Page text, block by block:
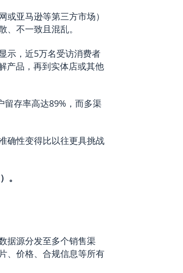
亚马逊等第三方市场）
不一致且混乱。
示，近5万名受访消费者
产品，再到实体店或其他
留存率高达89%，而多渠
确性变得比以往更具挑战
）。
据源分发至多个销售渠
、价格、合规信息等所有